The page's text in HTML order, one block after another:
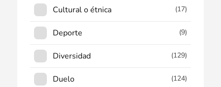
Cultural o étnica (17)
Deporte (9)
Diversidad (129)
Duelo (124)